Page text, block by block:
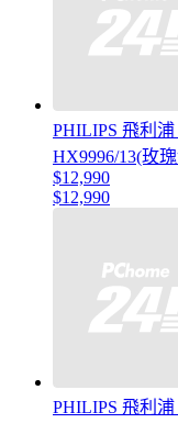
PHILIPS 飛利
HX9996/13(玫
$12,990
$12,990
PHILIPS 飛利